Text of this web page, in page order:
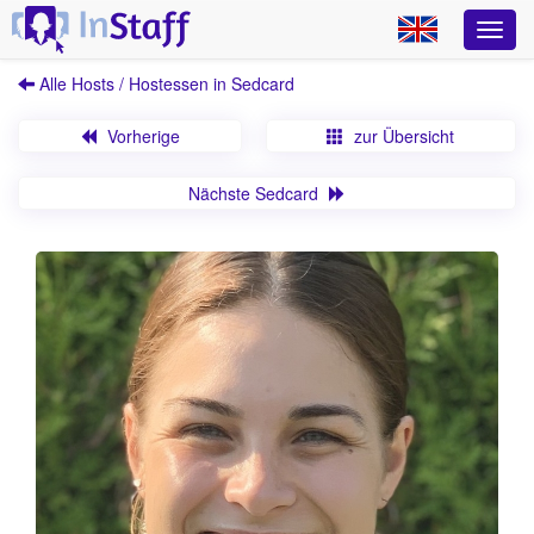
Alle Hosts / Hostessen in Sedcard
Vorherige zur Übersicht
Nächste Sedcard